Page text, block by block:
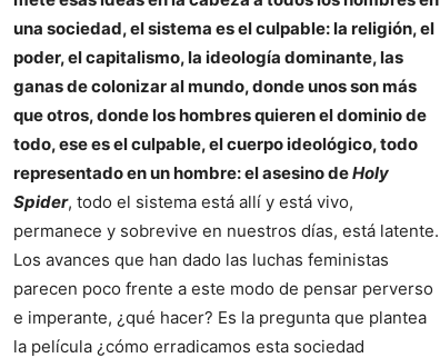
una sociedad, el sistema es el culpable: la religión, el
poder, el capitalismo, la ideología dominante, las
ganas de colonizar al mundo, donde unos son más
que otros, donde los hombres quieren el dominio de
todo, ese es el culpable, el cuerpo ideológico, todo
representado en un hombre: el asesino deHoly
Spider, todo el sistema está allí y está vivo,
permanece y sobrevive en nuestros días, está latente.
Los avances que han dado las luchas feministas
parecen poco frente a este modo de pensar perverso
e imperante, ¿qué hacer? Es la pregunta que plantea
la película ¿cómo erradicamos esta sociedad